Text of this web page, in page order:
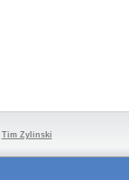
Tim Zylinski